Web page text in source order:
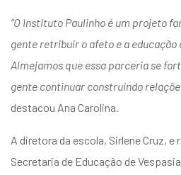
“O Instituto Paulinho é um projeto
gente retribuir o afeto e a educação
Almejamos que essa parceria se
gente continuar construindo
destacou Ana Carolina.
A diretora da escola, Sirlene Cruz, e
Secretaria de Educação de